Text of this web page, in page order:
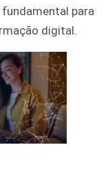
para
digital.